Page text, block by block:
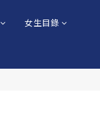
女生目錄